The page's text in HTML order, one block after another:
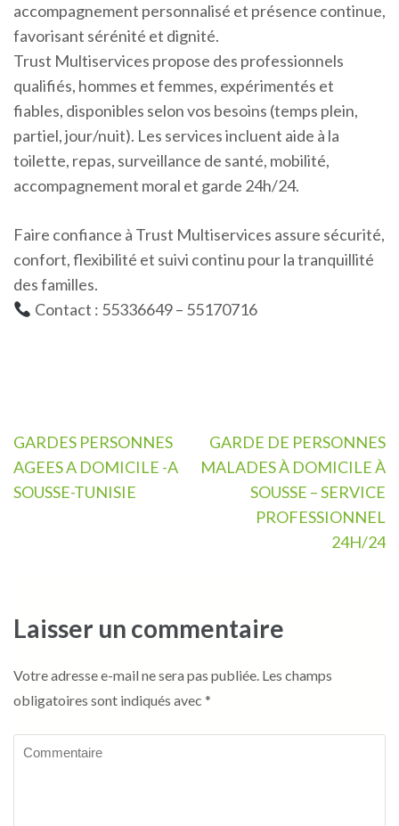
accompagnement personnalisé et présence continue,
favorisant sérénité et dignité.
Trust Multiservices propose des professionnels
qualifiés, hommes et femmes, expérimentés et
fiables, disponibles selon vos besoins (temps plein,
partiel, jour/nuit). Les services incluent aide à la
toilette, repas, surveillance de santé, mobilité,
accompagnement moral et garde 24h/24.
Faire confiance à Trust Multiservices assure sécurité,
confort, flexibilité et suivi continu pour la tranquillité
des familles.
Contact : 55336649 – 55170716
Navigation
de
l’article
GARDES PERSONNES
AGEES A DOMICILE -A
SOUSSE-TUNISIE
GARDE DE PERSONNES
MALADES À DOMICILE À
SOUSSE – SERVICE
PROFESSIONNEL
24H/24
Laisser un commentaire
Votre adresse e-mail ne sera pas publiée. Les champs
obligatoires sont indiqués avec *
Commentaire